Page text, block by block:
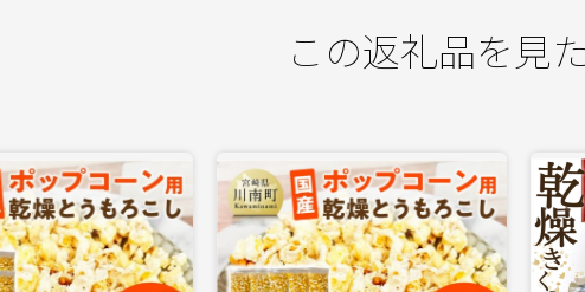
この返礼品を見